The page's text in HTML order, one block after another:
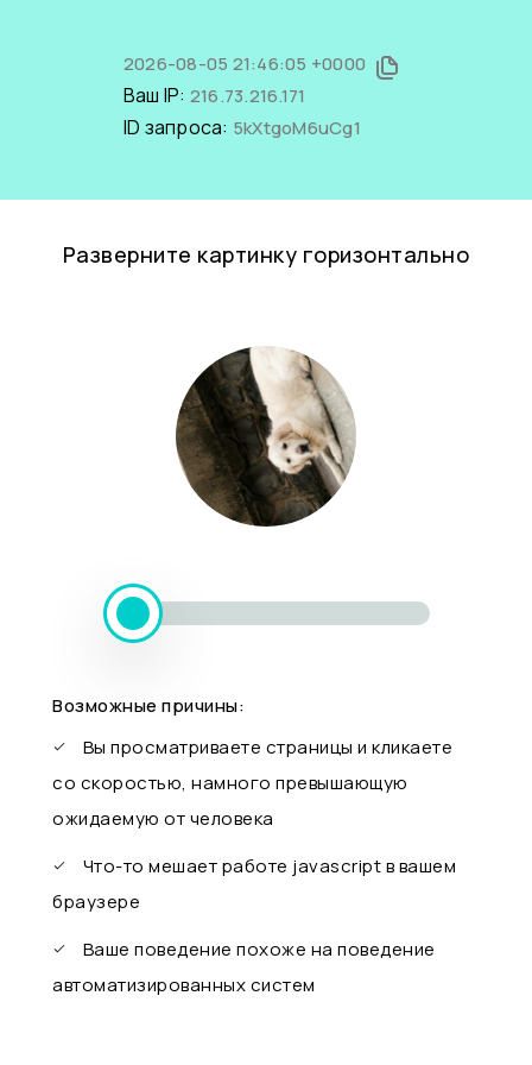
2026-08-05 21:46:05 +0000
Ваш IP: 216.73.216.171
ID запроса: 5kXtgoM6uCg1
Разверните картинку горизонтально
Возможные причины:
Вы просматриваете страницы и кликаете
со скоростью, намного превышающую
ожидаемую от человека
Что-то мешает работе javascript в вашем
браузере
Ваше поведение похоже на поведение
автоматизированных систем